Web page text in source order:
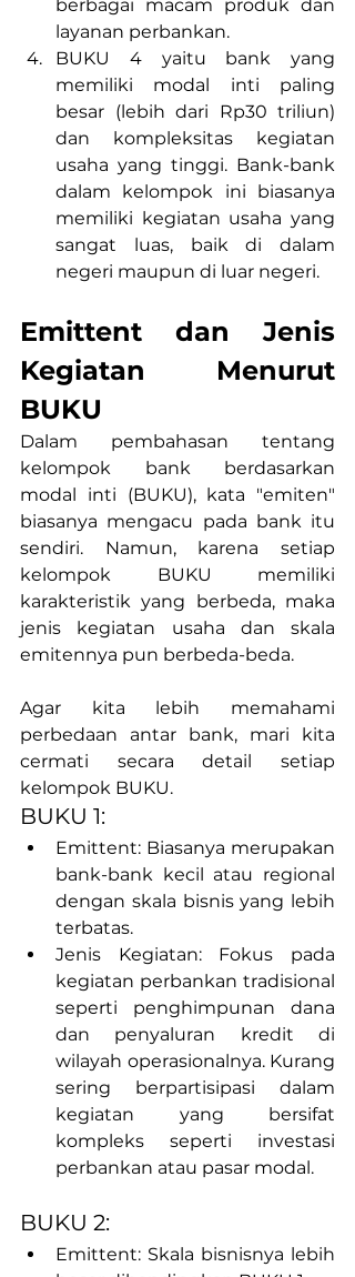
berbagai macam produk dan
layanan perbankan.
BUKU 4 yaitu bank yang
memiliki modal inti paling
besar (lebih dari Rp30 triliun)
dan kompleksitas kegiatan
usaha yang tinggi. Bank-bank
dalam kelompok ini biasanya
memiliki kegiatan usaha yang
sangat luas, baik di dalam
negeri maupun di luar negeri.
Emittent dan Jenis
Kegiatan Menurut
BUKU
Dalam pembahasan tentang
kelompok bank berdasarkan
modal inti (BUKU), kata "emiten"
biasanya mengacu pada bank itu
sendiri. Namun, karena setiap
kelompok BUKU memiliki
karakteristik yang berbeda, maka
jenis kegiatan usaha dan skala
emitennya pun berbeda-beda.
Agar kita lebih memahami
perbedaan antar bank, mari kita
cermati secara detail setiap
kelompok BUKU.
BUKU 1:
Emittent: Biasanya merupakan
bank-bank kecil atau regional
dengan skala bisnis yang lebih
terbatas.
Jenis Kegiatan: Fokus pada
kegiatan perbankan tradisional
seperti penghimpunan dana
dan penyaluran kredit di
wilayah operasionalnya. Kurang
sering berpartisipasi dalam
kegiatan yang bersifat
kompleks seperti investasi
perbankan atau pasar modal.
BUKU 2:
Emittent: Skala bisnisnya lebih